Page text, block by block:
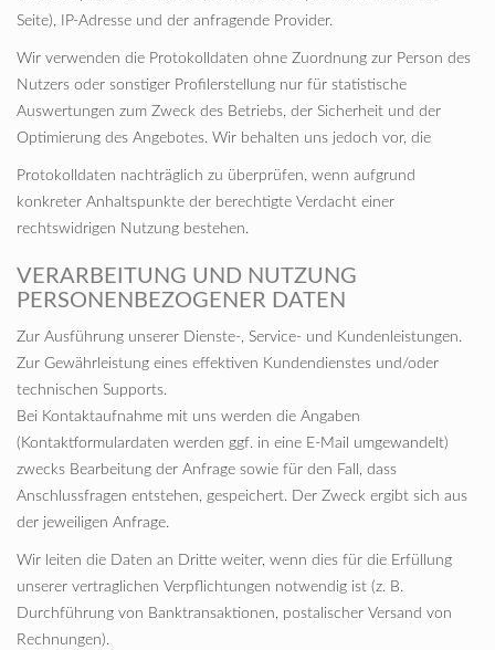
Seite), IP-Adresse und der anfragende Provider.
Wir verwenden die Protokolldaten ohne Zuordnung zur Person des
Nutzers oder sonstiger Profilerstellung nur für statistische
Auswertungen zum Zweck des Betriebs, der Sicherheit und der
Optimierung des Angebotes. Wir behalten uns jedoch vor, die
Protokolldaten nachträglich zu überprüfen, wenn aufgrund
konkreter Anhaltspunkte der berechtigte Verdacht einer
rechtswidrigen Nutzung bestehen.
VERARBEITUNG UND NUTZUNG
PERSONENBEZOGENER DATEN
Zur Ausführung unserer Dienste-, Service- und Kundenleistungen.
Zur Gewährleistung eines effektiven Kundendienstes und/oder
technischen Supports.
Bei Kontaktaufnahme mit uns werden die Angaben
(Kontaktformulardaten werden ggf. in eine E-Mail umgewandelt)
zwecks Bearbeitung der Anfrage sowie für den Fall, dass
Anschlussfragen entstehen, gespeichert. Der Zweck ergibt sich aus
der jeweiligen Anfrage.
Wir leiten die Daten an Dritte weiter, wenn dies für die Erfüllung
unserer vertraglichen Verpflichtungen notwendig ist (z. B.
Durchführung von Banktransaktionen, postalischer Versand von
Rechnungen).